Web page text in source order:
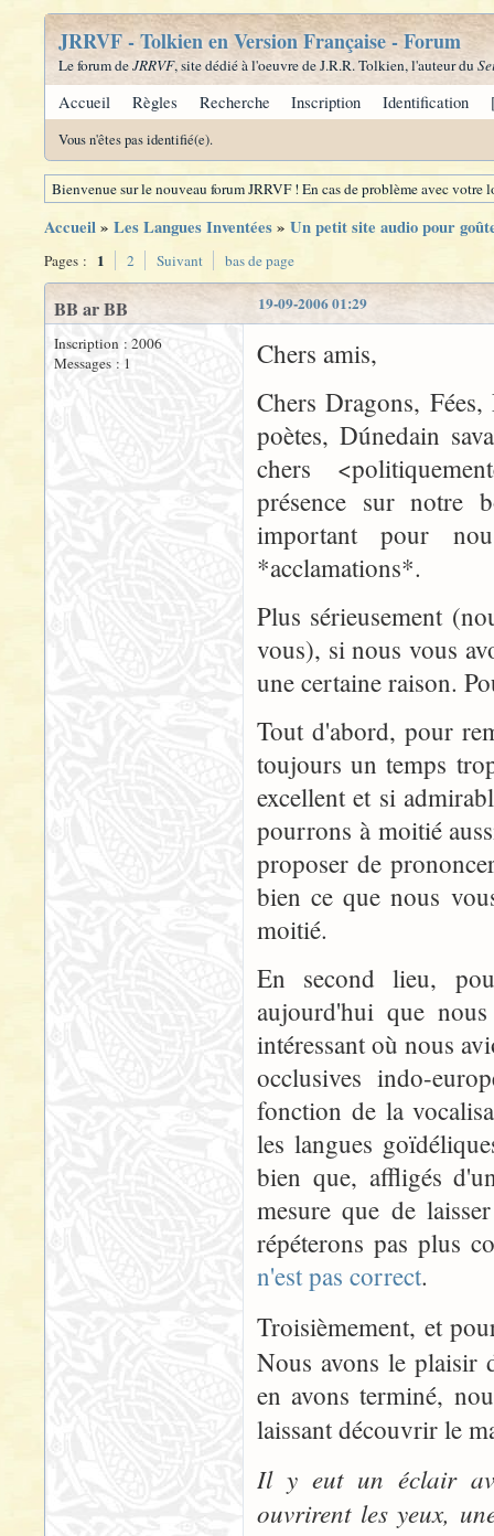
JRRVF - Tolkien en Version Française - Forum
Le forum deJRRVF, site dédié à l'oeuvre de J.R.R. Tolkien, l'auteur du
Accueil Règles Recherche Inscription Identification
Vous n'êtes pas identifié(e).
Bienvenue sur le nouveau forum JRRVF ! En cas de problème avec
Accueil» Les Langues Inventées» Un petit site audio pour
Pages : 1 2 Suivant bas de page
19-09-2006 01:29
BB ar BB
Inscription : 2006
Messages : 1
Chers amis,
Chers Dragons,
poètes, Dúnedain
chers
présence sur notre
important pour
*acclamations*.
Plus sérieusement
vous), si nous vous
une certaine raison.
Tout d'abord, pour
toujours un temps
excellent et si
pourrons à moitié
proposer de
bien ce que nous
moitié.
En second lieu,
aujourd'hui que
intéressant où nous
occlusives indo-
fonction de la
les langues
bien que, affligés
mesure que de
répéterons pas plus
n'est pas correct.
Troisièmement, et
Nous avons le plaisir
en avons terminé,
laissant découvrir le
Il y eut un éclair
ouvrirent les yeux,